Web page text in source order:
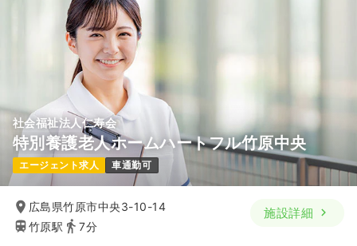
社会福祉法人仁寿会
特別養護老人ホームハートフル竹原中央
エージェント求人 車通勤可
広島県竹原市中央3-10-14
竹原駅
7分
施設詳細